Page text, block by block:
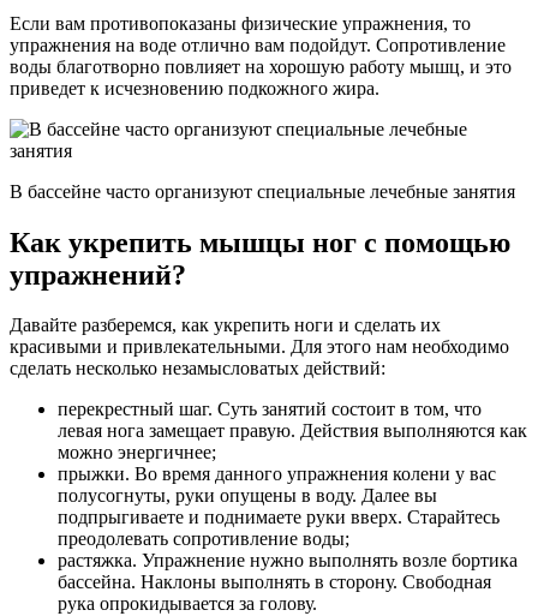
Если вам противопоказаны физические упражнения, то
упражнения на воде отлично вам подойдут. Сопротивление
воды благотворно повлияет на хорошую работу мышц, и это
приведет к исчезновению подкожного жира.
В бассейне часто организуют специальные лечебные занятия
Как укрепить мышцы ног с помощью
упражнений?
Давайте разберемся, как укрепить ноги и сделать их
красивыми и привлекательными. Для этого нам необходимо
сделать несколько незамысловатых действий:
перекрестный шаг. Суть занятий состоит в том, что
левая нога замещает правую. Действия выполняются как
можно энергичнее;
прыжки. Во время данного упражнения колени у вас
полусогнуты, руки опущены в воду. Далее вы
подпрыгиваете и поднимаете руки вверх. Старайтесь
преодолевать сопротивление воды;
растяжка. Упражнение нужно выполнять возле бортика
бассейна. Наклоны выполнять в сторону. Свободная
рука опрокидывается за голову.